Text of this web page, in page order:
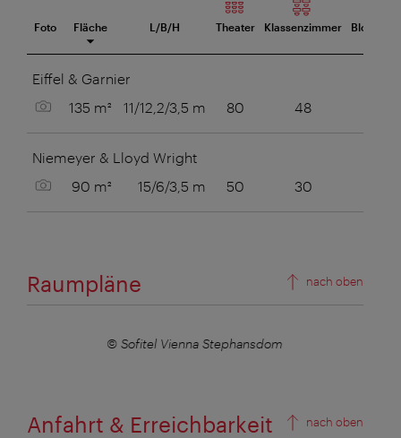
Foto Fläche L/B/H Theater Klassenzimmer Blocktafel
Eiffel & Garnier
Bild anzeigen
135 m² 11/12,2/3,5 m 80 48
Niemeyer & Lloyd Wright
Bild anzeigen
90 m² 15/6/3,5 m 50 30
Raumpläne nach oben
© Sofitel Vienna Stephansdom
Anfahrt & Erreichbarkeit nach oben